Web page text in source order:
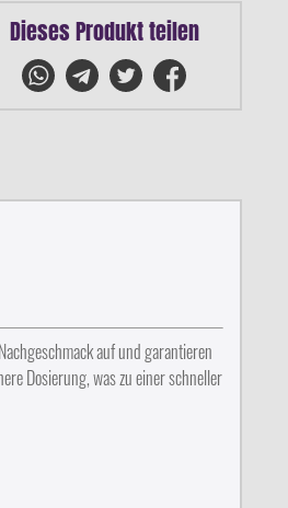
Dieses Produkt teilen
auf und garantieren
Dosierung, was zu einer schneller